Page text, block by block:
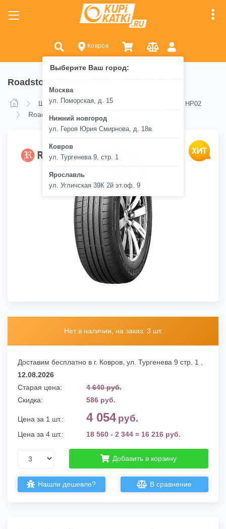
Ковров
Выберите Ваш город:
Москва
ул. Поморская, д. 15
Нижний новгород
ул. Героя Юрия Смирнова, д. 18в
Ковров
ул. Тургенева 9, стр. 1
Ярославль
ул. Угличская 39К 2й эт.оф. 9
Roadstone Eurovis HP02 165/70 R14 81T
Шины Roadstone Roadstone Eurovis HP02
Roadstone Eurovis HP02 165/70 R14 81T
Нет в наличии, на заказ: 3 шт.
Доставим бесплатно в г. Ковров, ул. Тургенева 9 стр. 1
12.08.2026
Старая цена:
4 640 руб.
Скидка:
586 руб.
Цена за 1 шт.: 4 054 руб.
Цена за 4 шт.: 18 560 - 2 344 = 16 216 руб.
Добавить в корзину
Нашли дешевле? В сравнение